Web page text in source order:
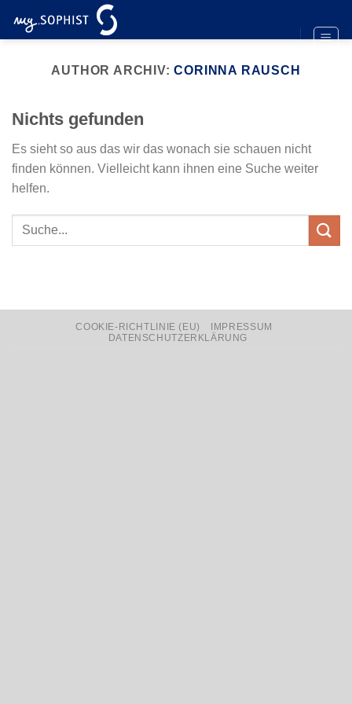
Inhalt
AUTHOR ARCHIV:CORINNA RAUSCH
Nichts gefunden
Es sieht so aus das wir das wonach sie schauen nicht
finden können. Vielleicht kann ihnen eine Suche weiter
helfen.
COOKIE-RICHTLINIE (EU)
IMPRESSUM
DATENSCHUTZERKLÄRUNG